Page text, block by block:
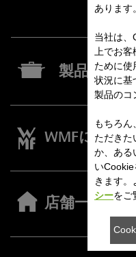
製品一覧
WMFについ
店舗一覧
あります。
当社は、
上でお
ために使
状況に基
製品のコ
もちろん
ただきた
か、ある
い
きます
シーをご